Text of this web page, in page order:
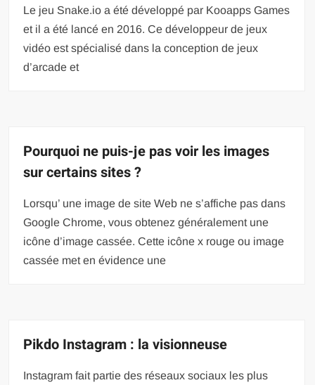
Le jeu Snake.io a été développé par Kooapps Games
et il a été lancé en 2016. Ce développeur de jeux
vidéo est spécialisé dans la conception de jeux
d’arcade et
Pourquoi ne puis-je pas voir les images
sur certains sites ?
Lorsqu’ une image de site Web ne s’affiche pas dans
Google Chrome, vous obtenez généralement une
icône d’image cassée. Cette icône x rouge ou image
cassée met en évidence une
Pikdo Instagram : la visionneuse
Instagram fait partie des réseaux sociaux les plus